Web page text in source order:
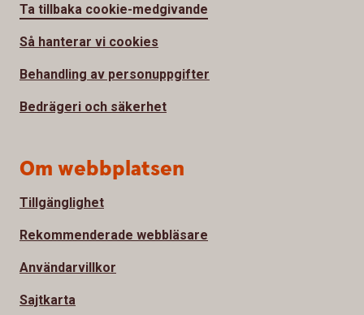
Ta tillbaka cookie-medgivande
Så hanterar vi cookies
Behandling av personuppgifter
Bedrägeri och säkerhet
Om webbplatsen
Tillgänglighet
Rekommenderade webbläsare
Användarvillkor
Sajtkarta